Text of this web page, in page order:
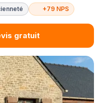
+79 NPS
gratuit